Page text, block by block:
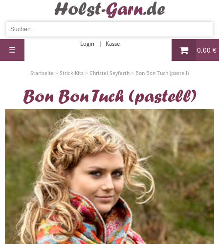
0,00 €
Login Kasse
☰
Startseite » Strick-Kits » Christel Seyfarth » Bon Bon Tuch (pastell)
Bon Bon Tuch (pastell)